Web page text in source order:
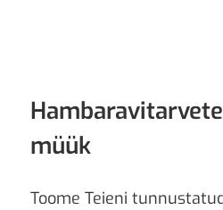
müük
Toome Teieni